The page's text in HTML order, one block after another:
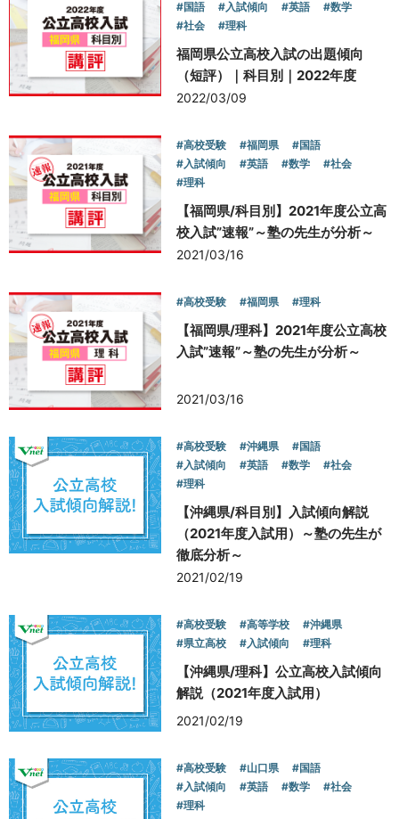
#国語
#入試傾向 #英語
#数学
#社会
#理科
福岡県公立高校入試の出題傾向
（短評）｜科目別｜2022年度
2022/03/09
#高校受験 #福岡県
#国語
#入試傾向
#英語 #数学
#社会
#理科
【福岡県/科目別】2021年度公立高
校入試”速報”～塾の先生が分析～
2021/03/16
#高校受験 #福岡県 #理科
【福岡県/理科】2021年度公立高校
入試”速報”～塾の先生が分析～
2021/03/16
#高校受験 #沖縄県
#国語
#入試傾向
#英語 #数学
#社会
#理科
【沖縄県/科目別】入試傾向解説
（2021年度入試用）～塾の先生が
徹底分析～
2021/02/19
#高校受験 #高等学校
#沖縄県
#県立高校
#入試傾向 #理科
【沖縄県/理科】公立高校入試傾向
解説（2021年度入試用）
2021/02/19
#高校受験 #山口県
#国語
#入試傾向
#英語 #数学
#社会
#理科